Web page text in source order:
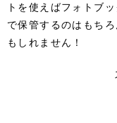
トを使えばフォトブ
で保管するのはもち
もしれません！